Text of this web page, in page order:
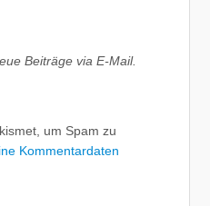
Beiträge via E-Mail.
um Spam zu
Kommentardaten